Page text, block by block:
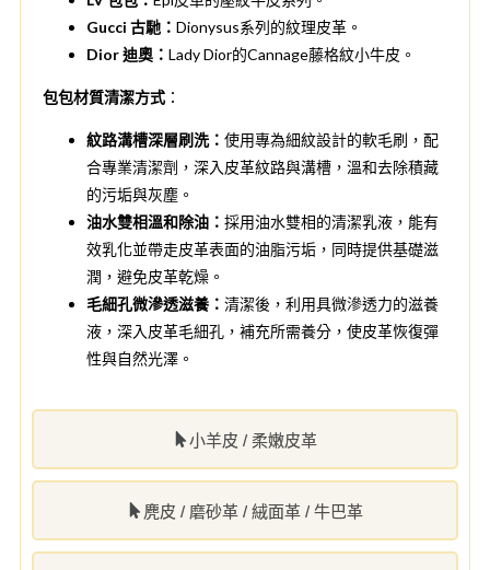
小羊皮 / 柔嫩皮革
麂皮 / 磨砂革 / 絨面革 / 牛巴革
Gucci 古馳： Dionysus系列的紋理皮革。
Dior 迪奧： Lady Dior的Cannage藤格紋小牛皮。
包包材質清潔方式 ：
紋路溝槽深層刷洗： 使用專為細紋設計的軟毛刷，配
合專業清潔劑，深入皮革紋路與溝槽，溫和去除積藏
的污垢與灰塵。
油水雙相溫和除油： 採用油水雙相的清潔乳液，能有
效乳化並帶走皮革表面的油脂污垢，同時提供基礎滋
潤，避免皮革乾燥。
毛細孔微滲透滋養： 清潔後，利用具微滲透力的滋養
液，深入皮革毛細孔，補充所需養分，使皮革恢復彈
性與自然光澤。